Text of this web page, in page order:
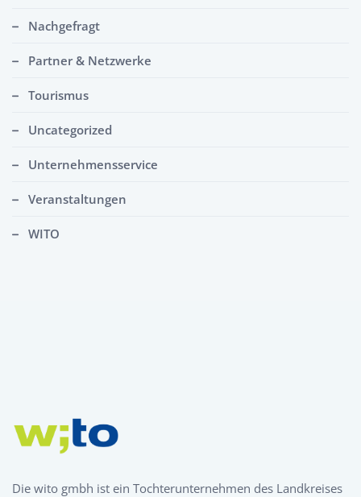
Nachgefragt
Partner & Netzwerke
Tourismus
Uncategorized
Unternehmensservice
Veranstaltungen
WITO
Die wito gmbh ist ein Tochterunternehmen des Landkreises